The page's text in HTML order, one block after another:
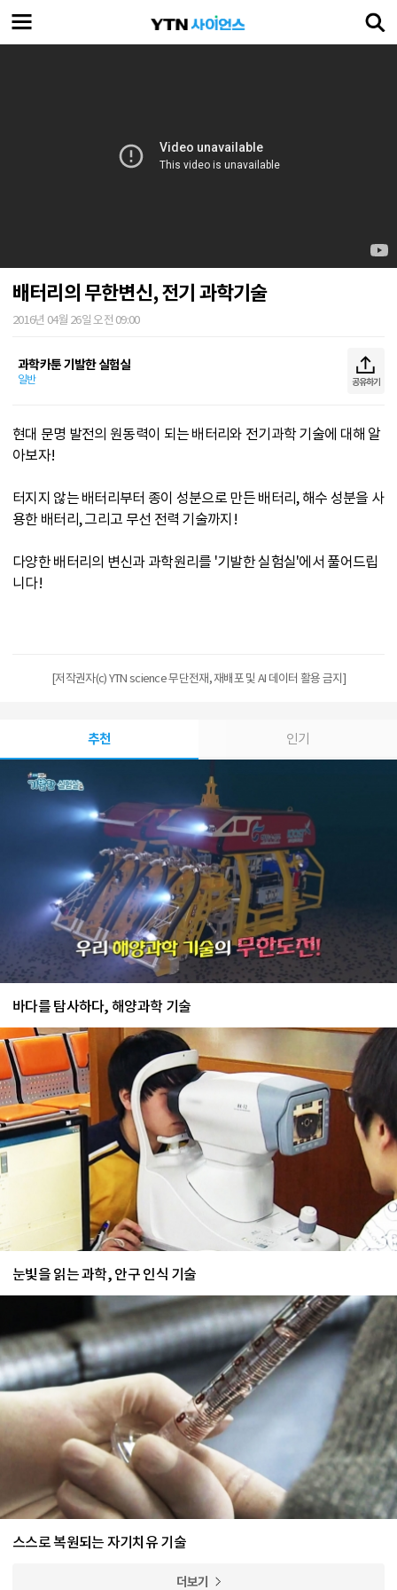
배터리의 무한변신, 전기 과학기술
2016년 04월 26일 오전 09:00
과학카툰 기발한 실험실
일반 공유하기
현대 문명 발전의 원동력이 되는 배터리와 전기과학 기술에 대해 알
아보자!
터지지 않는 배터리부터 종이 성분으로 만든 배터리, 해수 성분을 사
용한 배터리, 그리고 무선 전력 기술까지!
다양한 배터리의 변신과 과학원리를 '기발한 실험실'에서 풀어드립
니다!
[저작권자(c) YTN science 무단전재, 재배포 및 AI 데이터 활용 금지]
추천 인기
바다를 탐사하다, 해양과학 기술
눈빛을 읽는 과학, 안구 인식 기술
스스로 복원되는 자기치유 기술
더보기